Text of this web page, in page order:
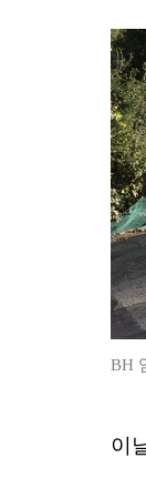
BH
이